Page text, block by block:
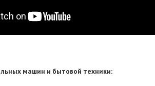
машин и бытовой техники: